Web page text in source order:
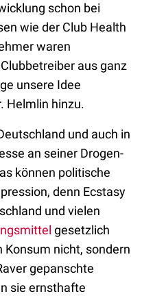
schon bei
wie der Club Health
waren
aus ganz
unsere Idee
Helmlin hinzu.
und auch in
an seiner Drogen-
können politische
denn Ecstasy
und vielen
gesetzlich
nicht, sondern
gepanschte
sie ernsthafte